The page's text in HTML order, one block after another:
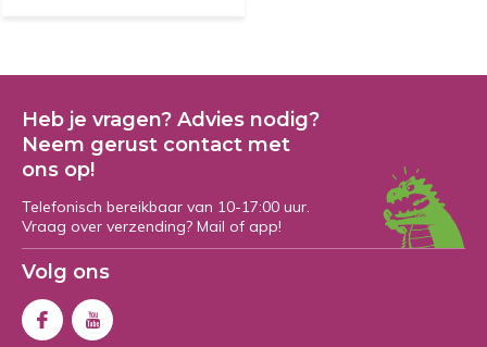
Heb je vragen? Advies nodig?
Neem gerust contact met
ons op!
Telefonisch bereikbaar van 10-17:00 uur.
Vraag over verzending? Mail of app!
Volg ons